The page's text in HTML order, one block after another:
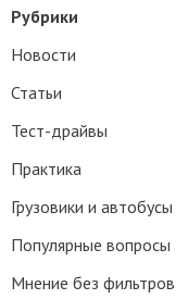
Рубрики
Новости
Статьи
Тест-драйвы
Практика
Грузовики и автобусы
Популярные вопросы
Мнение без фильтров